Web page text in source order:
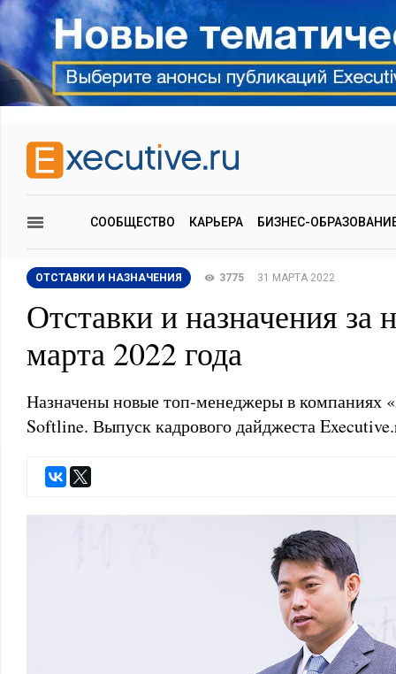
СООБЩЕСТВО КАРЬЕРА БИЗНЕС-
ОТСТАВКИ И НАЗНАЧЕНИЯ 3775 31 МАРТА 2022
Отставки и назначения за
марта 2022 года
Назначены новые топ-менеджеры в
Softline. Выпуск кадрового дайджеста